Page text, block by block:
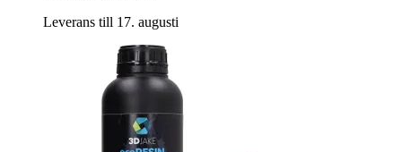
Leverans till 17. augusti